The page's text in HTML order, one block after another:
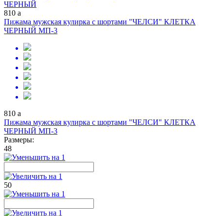
810 a
Пижама мужская кулирка с шортами "ЧЕЛСИ" КЛЕТКА
ЧЕРНЫЙ МП-3
810 a
Пижама мужская кулирка с шортами "ЧЕЛСИ" КЛЕТКА
ЧЕРНЫЙ МП-3
Размеры:
48
50